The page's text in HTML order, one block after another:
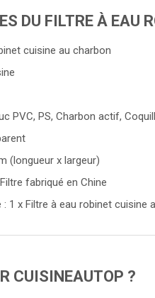
DU FILTRE À EAU
cuisine au charbon
PVC, PS, Charbon actif,
(longueur x largeur)
fabriqué en Chine
1 x Filtre à eau robinet cuisine
CUISINEAUTOP ?